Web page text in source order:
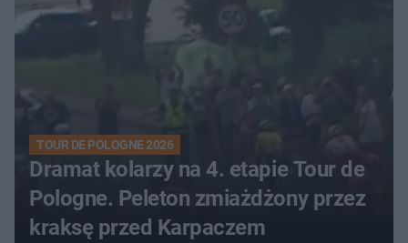
TOUR DE POLOGNE 2026
Dramat kolarzy na 4. etapie Tour de
Pologne. Peleton zmiażdżony przez
kraksę przed Karpaczem